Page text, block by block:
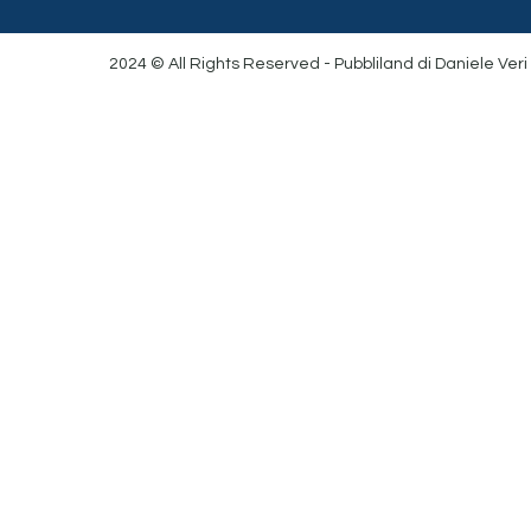
2024 © All Rights Reserved - Pubbliland di Daniele Veri